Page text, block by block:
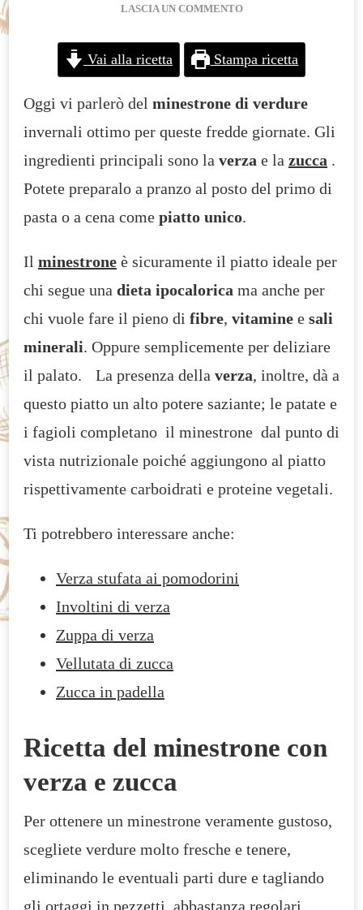
LASCIA UN COMMENTOSU
DI
VERDURE
Vai alla ricetta Stampa ricetta
Oggi vi parlerò del minestrone di verdure
invernali ottimo per queste fredde giornate. Gli
ingredienti principali sono la verza e la zucca .
Potete preparalo a pranzo al posto del primo di
pasta o a cena come piatto unico.
Il minestrone è sicuramente il piatto ideale per
chi segue una dieta ipocalorica ma anche per
chi vuole fare il pieno di fibre, vitamine e sali
minerali. Oppure semplicemente per deliziare
il palato. La presenza della verza, inoltre, dà a
questo piatto un alto potere saziante; le patate e
i fagioli completano il minestrone dal punto di
vista nutrizionale poiché aggiungono al piatto
rispettivamente carboidrati e proteine vegetali.
Ti potrebbero interessare anche:
Verza stufata ai pomodorini
Involtini di verza
Zuppa di verza
Vellutata di zucca
Zucca in padella
Ricetta del minestrone con
verza e zucca
Per ottenere un minestrone veramente gustoso,
scegliete verdure molto fresche e tenere,
eliminando le eventuali parti dure e tagliando
gli ortaggi in pezzetti abbastanza regolari.